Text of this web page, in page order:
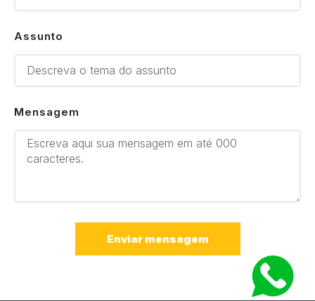
Assunto
Mensagem
Enviar mensagem